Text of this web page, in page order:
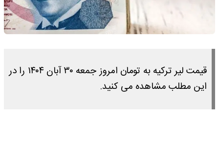
قیمت لیر ترکیه به تومان امروز جمعه ۳۰ آبان ۱۴۰۴ را در
این مطلب مشاهده می کنید.